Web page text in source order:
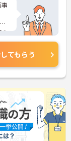
の
す
だ
てもらう